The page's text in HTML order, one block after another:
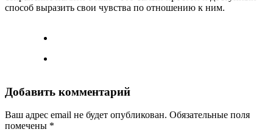
способ выразить свои чувства по отношению к ним.
Добавить комментарий
Ваш адрес email не будет опубликован. Обязательные поля
помечены *